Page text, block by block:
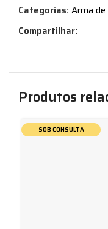
Categorias: Arma de
Compartilhar:
Produtos
SOB CONSULTA